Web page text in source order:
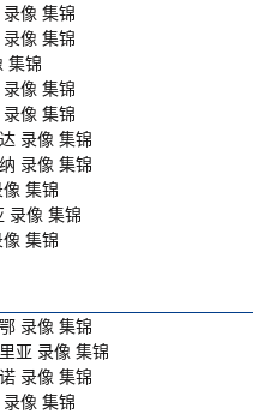
像 集锦
像 集锦
集锦
像 集锦
像 集锦
录像 集锦
录像 集锦
集锦
录像 集锦
集锦
录像 集锦
亚 录像 集锦
录像 集锦
像 集锦